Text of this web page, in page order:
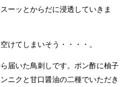
ーッとからだに浸透していきま
けてしまいそう・・・・。
届いた鳥刺しです。ポン酢に柚子
ニクと甘口醤油の二種でいただき